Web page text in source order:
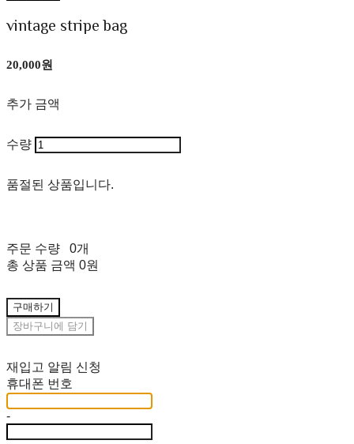
vintage stripe bag
20,000원
추가 금액
수량
품절된 상품입니다.
주문 수량
0개
총 상품 금액 0원
구매하기
장바구니에 담기
재입고 알림 신청
휴대폰 번호
-